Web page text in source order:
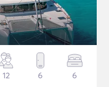
12 6 6